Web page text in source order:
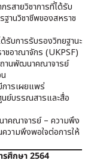
รสายวิชาการที่ได้รับ
านวิชาชีพของสหราช
รับการรับรองวิทยฐานะ
ชอาณาจักร (UKPSF)
ถานพัฒนาคณาจารย์
ารเผยแพร่
ย์บรรณสารและสื่อ
าคณาจารย์ – ความพึง
วามพึงพอใจต่อการให้
ศึกษา 2564